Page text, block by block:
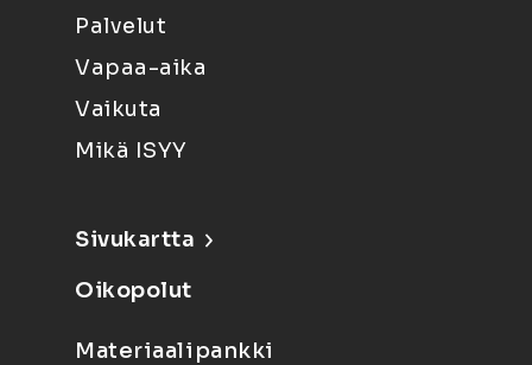
Palvelut
Vapaa-aika
Vaikuta
Mikä ISYY
Sivukartta
Oikopolut
Materiaalipankki